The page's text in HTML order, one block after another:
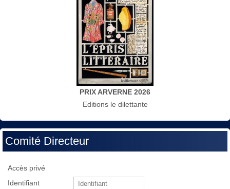
PRIX ARVERNE 2026
Editions le dilettante
Comité Directeur
Accès privé
Identifiant